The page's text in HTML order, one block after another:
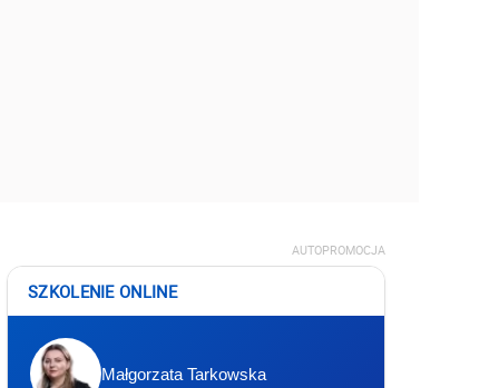
AUTOPROMOCJA
SZKOLENIE ONLINE
Małgorzata Tarkowska